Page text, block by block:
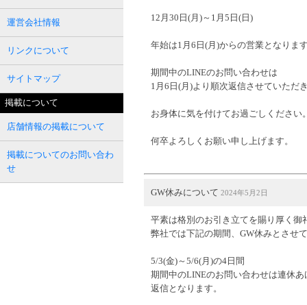
運営会社情報
リンクについて
サイトマップ
掲載について
店舗情報の掲載について
掲載についてのお問い合わ
せ
12月30日(月)～1月5日(日)
年始は1月6日(月)からの営業となりま
期間中のLINEのお問い合わせは
1月6日(月)より順次返信させていただ
お身体に気を付けてお過ごしください
何卒よろしくお願い申し上げます。
GW休みについて 2024年5月2日
平素は格別のお引き立てを賜り厚く御
弊社では下記の期間、GW休みとさせ
5/3(金)～5/6(月)の4日間
期間中のLINEのお問い合わせは連休あ
返信となります。